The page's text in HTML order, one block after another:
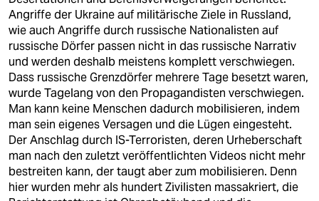
Angriffe der Ukraine auf militärische Ziele in Russland,
wie auch Angriffe durch russische Nationalisten auf
russische Dörfer passen nicht in das russische Narrativ
und werden deshalb meistens komplett verschwiegen.
Dass russische Grenzdörfer mehrere Tage besetzt waren,
wurde Tagelang von den Propagandisten verschwiegen.
Man kann keine Menschen dadurch mobilisieren, indem
man sein eigenes Versagen und die Lügen eingesteht.
Der Anschlag durch IS-Terroristen, deren Urheberschaft
man nach den zuletzt veröffentlichten Videos nicht mehr
bestreiten kann, der taugt aber zum mobilisieren. Denn
hier wurden mehr als hundert Zivilisten massakriert, die